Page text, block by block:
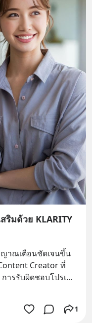
ริมด้วย KLARITY
ญาณเตือนชัดเจนขึ้น
Creator ที่
ารรับผิดชอบโปรเ
1